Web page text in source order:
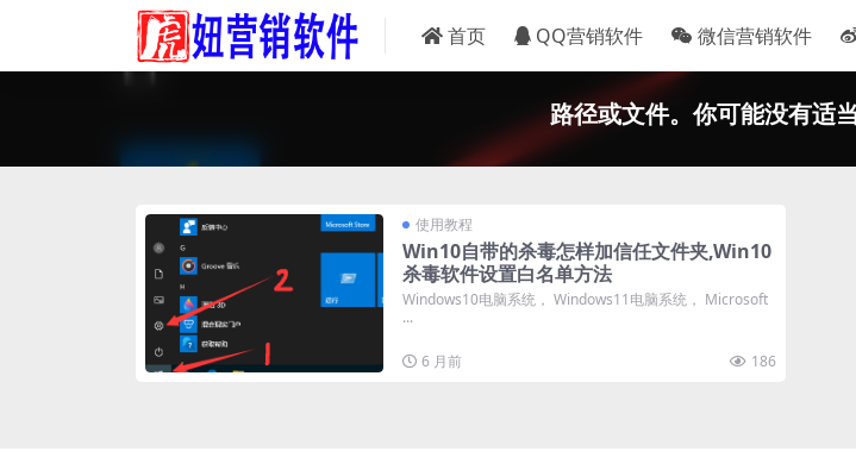
首页 QQ营销软件 微信营销软件
路径或文件。你可能没有适
使用教程
Win10自带的杀毒怎样加信任文件夹,Win10
杀毒软件设置白名单方法
Windows10电脑系统， Windows11电脑系统， Microsoft
...
6 月前 186